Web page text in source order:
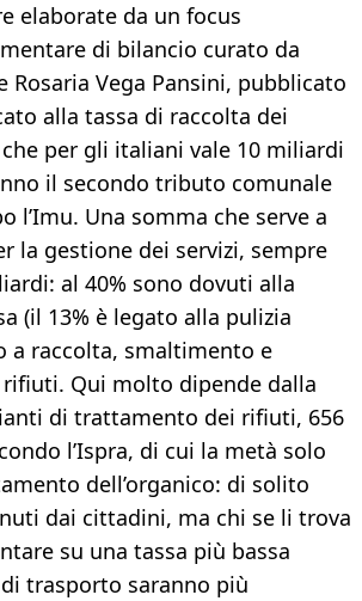
elaborate da un focus
di bilancio curato da
Rosaria Vega Pansini, pubblicato
alla tassa di raccolta dei
per gli italiani vale 10 miliardi
il secondo tributo comunale
l’Imu. Una somma che serve a
la gestione dei servizi, sempre
al 40% sono dovuti alla
(il 13% è legato alla pulizia
a raccolta, smaltimento e
Qui molto dipende dalla
di trattamento dei rifiuti, 656
l’Ispra, di cui la metà solo
dell’organico: di solito
dai cittadini, ma chi se li trova
su una tassa più bassa
trasporto saranno più